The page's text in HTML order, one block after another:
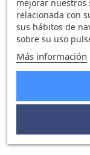
-
mejorar nuestros
relacionada con
sus hábitos de
sobre su uso
Más información